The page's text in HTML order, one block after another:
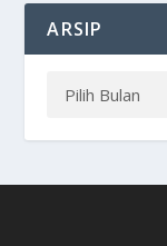
ARSIP